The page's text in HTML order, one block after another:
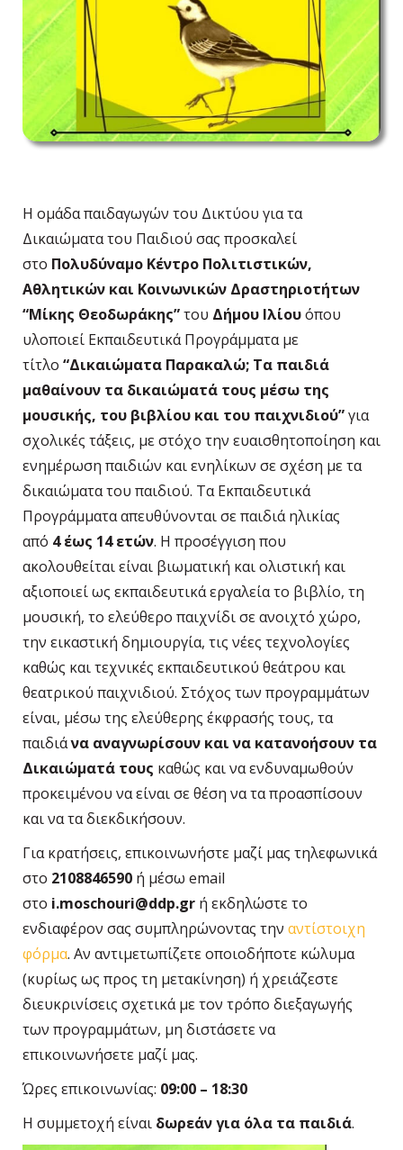
Η ομάδα παιδαγωγών του Δικτύου για τα
Δικαιώματα του Παιδιού σας προσκαλεί
στο Πολυδύναμο Κέντρο Πολιτιστικών,
Αθλητικών και Κοινωνικών Δραστηριοτήτων
“Μίκης Θεοδωράκης”του Δήμου Ιλίουόπου
υλοποιεί Εκπαιδευτικά Προγράμματα με
τίτλο “Δικαιώματα Παρακαλώ; Τα παιδιά
μαθαίνουν τα δικαιώματά τους μέσω της
μουσικής, του βιβλίου και του παιχνιδιού”για
σχολικές τάξεις, με στόχο την ευαισθητοποίηση και
ενημέρωση παιδιών και ενηλίκων σε σχέση με τα
δικαιώματα του παιδιού. Τα Εκπαιδευτικά
Προγράμματα απευθύνονται σε παιδιά ηλικίας
από 4 έως 14 ετών. Η προσέγγιση που
ακολουθείται είναι βιωματική και ολιστική και
αξιοποιεί ως εκπαιδευτικά εργαλεία το βιβλίο, τη
μουσική, το ελεύθερο παιχνίδι σε ανοιχτό χώρο,
την εικαστική δημιουργία, τις νέες τεχνολογίες
καθώς και τεχνικές εκπαιδευτικού θεάτρου και
θεατρικού παιχνιδιού. Στόχος των προγραμμάτων
είναι, μέσω της ελεύθερης έκφρασής τους, τα
παιδιάνα αναγνωρίσουν και να κατανοήσουν τα
Δικαιώματά τους καθώς και να ενδυναμωθούν
προκειμένου να είναι σε θέση να τα προασπίσουν
και να τα διεκδικήσουν.
Για κρατήσεις, επικοινωνήστε μαζί μας τηλεφωνικά
στο 2108846590 ή μέσω email
στο i.moschouri@ddp.gr ή εκδηλώστε το
ενδιαφέρον σας συμπληρώνοντας την αντίστοιχη
φόρμα. Αν αντιμετωπίζετε οποιοδήποτε κώλυμα
(κυρίως ως προς τη μετακίνηση) ή χρειάζεστε
διευκρινίσεις σχετικά με τον τρόπο διεξαγωγής
των προγραμμάτων, μη διστάσετε να
επικοινωνήσετε μαζί μας.
Ώρες επικοινωνίας: 09:00 – 18:30
Η συμμετοχή είναι δωρεάν για όλα τα παιδιά.